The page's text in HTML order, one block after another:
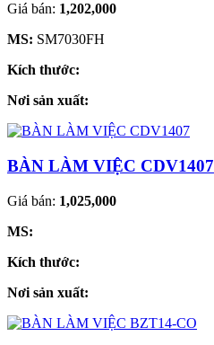
Giá bán: 1,202,000
MS: SM7030FH
Kích thước:
Nơi sản xuất:
BÀN LÀM VIỆC CDV1407
Giá bán: 1,025,000
MS:
Kích thước:
Nơi sản xuất: